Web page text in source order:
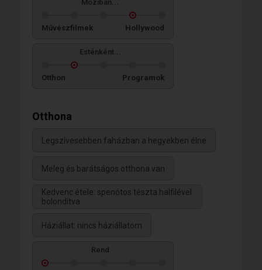
Moziban...
Művészfilmek Hollywood
Esténként...
Otthon Programok
Otthona
Legszívesebben faházban a hegyekben élne
Meleg és barátságos otthona van
Kedvenc étele: spenótos tészta halfilével
bolondítva
Háziállat: nincs háziállatom
Rend